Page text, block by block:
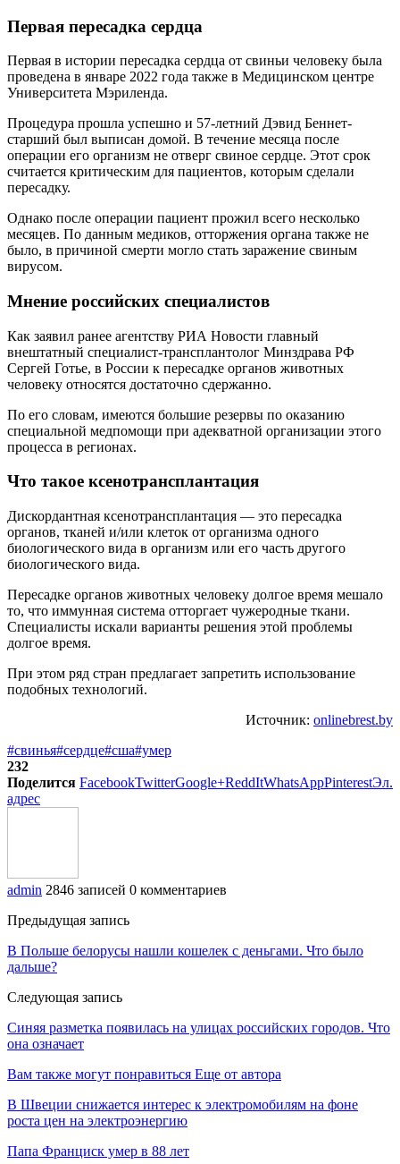
Первая пересадка сердца
Первая в истории пересадка сердца от свиньи человеку была
проведена в январе 2022 года также в Медицинском центре
Университета Мэриленда.
Процедура прошла успешно и 57-летний Дэвид Беннет-
старший был выписан домой. В течение месяца после
операции его организм не отверг свиное сердце. Этот срок
считается критическим для пациентов, которым сделали
пересадку.
Однако после операции пациент прожил всего несколько
месяцев. По данным медиков, отторжения органа также не
было, в причиной смерти могло стать заражение свиным
вирусом.
Мнение российских специалистов
Как заявил ранее агентству РИА Новости главный
внештатный специалист-трансплантолог Минздрава РФ
Сергей Готье, в России к пересадке органов животных
человеку относятся достаточно сдержанно.
По его словам, имеются большие резервы по оказанию
специальной медпомощи при адекватной организации этого
процесса в регионах.
Что такое ксенотрансплантация
Дискордантная ксенотрансплантация — это пересадка
органов, тканей и/или клеток от организма одного
биологического вида в организм или его часть другого
биологического вида.
Пересадке органов животных человеку долгое время мешало
то, что иммунная система отторгает чужеродные ткани.
Специалисты искали варианты решения этой проблемы
долгое время.
При этом ряд стран предлагает запретить использование
подобных технологий.
Источник: onlinebrest.by
#свинья#сердце#сша#умер
232
Поделится FacebookTwitterGoogle+ReddItWhatsAppPinterestЭл.
адрес
admin 2846 записей 0 комментариев
Предыдущая запись
В Польше белорусы нашли кошелек с деньгами. Что было
дальше?
Следующая запись
Синяя разметка появилась на улицах российских городов. Что
она означает
Вам также могут понравиться Еще от автора
В Швеции снижается интерес к электромобилям на фоне
роста цен на электроэнергию
Папа Франциск умер в 88 лет